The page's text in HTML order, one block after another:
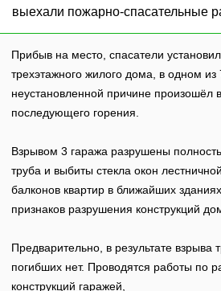
выехали пожарно-спасательные
Прибыв на место, спасатели
трехэтажного жилого дома, в одном
неустановленной причине произошёл
последующего горения.
Взрывом 3 гаража разрушены
труба и выбиты стекла окон
балконов квартир в ближайших
признаков разрушения конструкций
Предварительно, в результате взрыва
погибших нет. Проводятся работы по
конструкций гаражей,